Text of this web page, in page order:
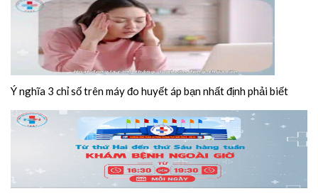
Ý nghĩa 3 chỉ số trên máy đo huyết áp bạn nhất định phải biết